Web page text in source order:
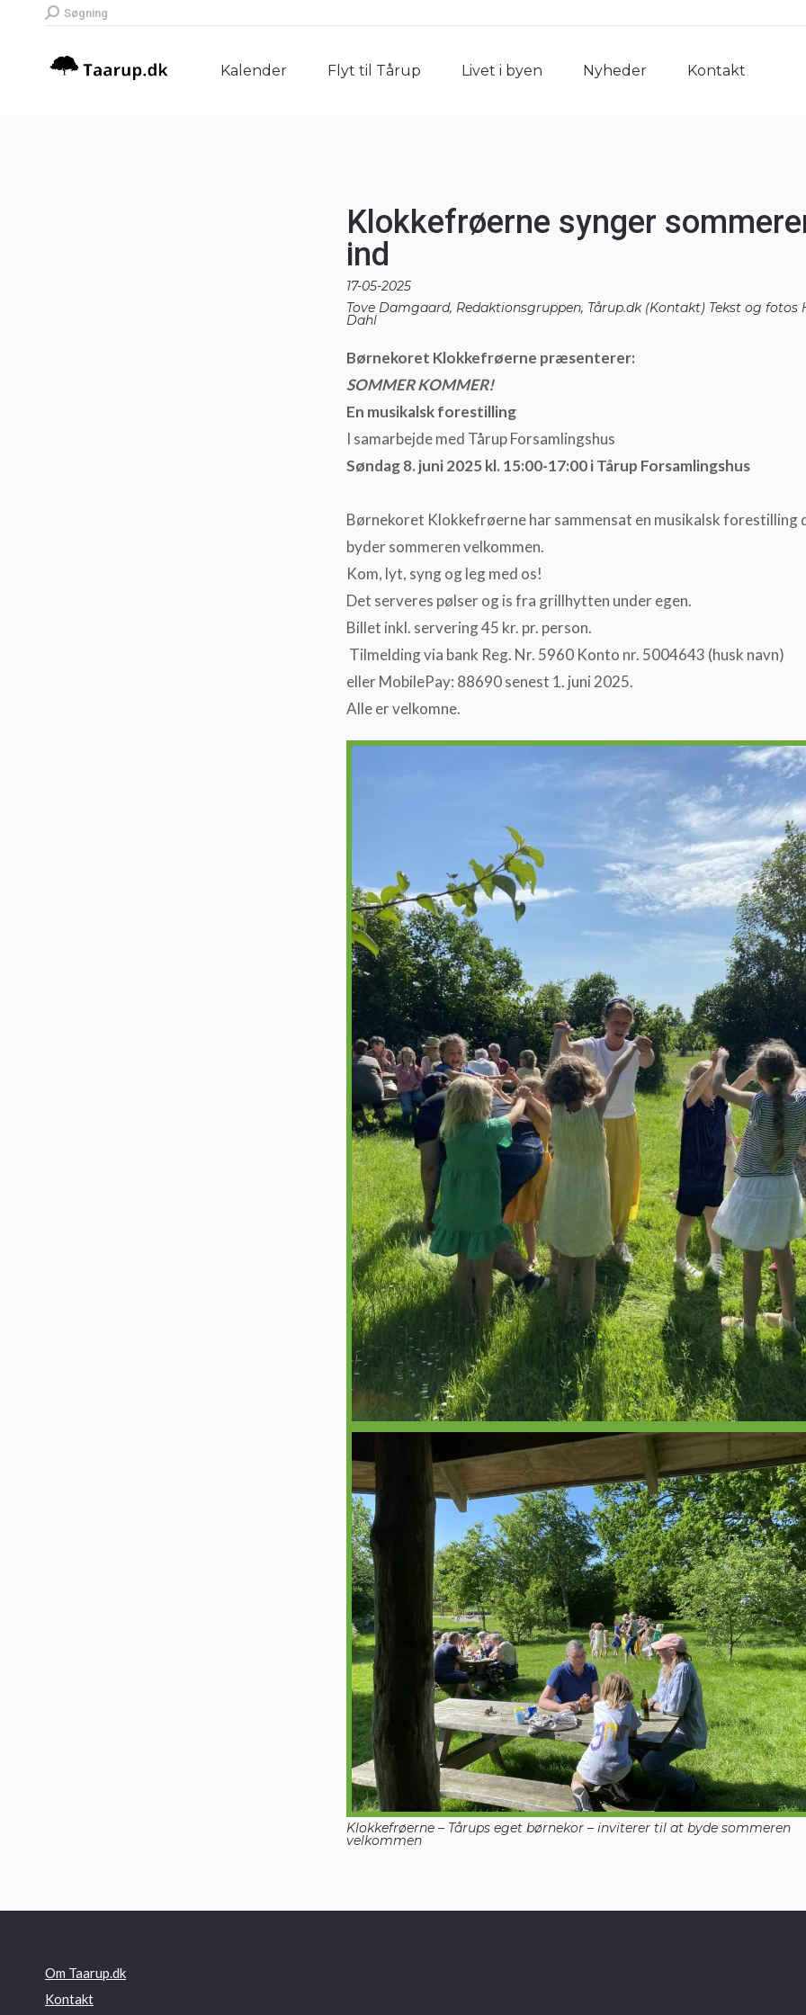
Search:
Søgning
Kalender Flyt til Tårup Livet i byen Nyheder Kontakt
Klokkefrøerne synger
ind
17-05-2025
Tove Damgaard, Redaktionsgruppen, Tårup.dk (Kontakt) Tekst og fotos
Dahl
Børnekoret Klokkefrøerne præsenterer:
SOMMER KOMMER!
En musikalsk forestilling
I samarbejde med Tårup Forsamlingshus
Søndag 8. juni 2025 kl. 15:00-17:00 i Tårup Forsamlingshus
Børnekoret Klokkefrøerne har sammensat en musikalsk forestilling
byder sommeren velkommen.
Kom, lyt, syng og leg med os!
Det serveres pølser og is fra grillhytten under egen.
Billet inkl. servering 45 kr. pr. person.
Tilmelding via bank Reg. Nr. 5960 Konto nr. 5004643 (husk navn)
eller MobilePay: 88690 senest 1. juni 2025.
Alle er velkomne.
Klokkefrøerne – Tårups eget børnekor – inviterer til at byde sommeren
velkommen
Om Taarup.dk
Kontakt
Kalender Flyt til Tårup Livet i byen Nyheder Kontakt